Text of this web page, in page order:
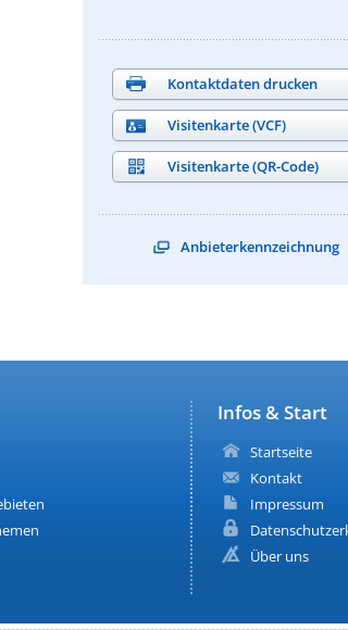
Kontaktdaten drucken
Visitenkarte (VCF)
Visitenkarte (QR-Code)
Anbieterkennzeichnung
Infos & Start
Startseite
Kontakt
Impressum
Über uns